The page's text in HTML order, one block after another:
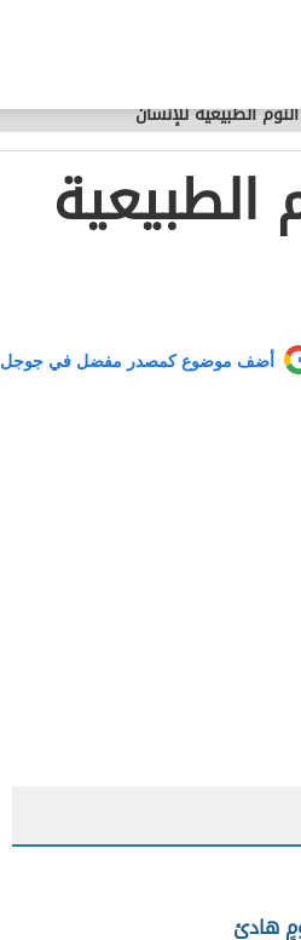
الطبيعية للإنسان
أضف موضوع كمصدر مفضل في جوجل
هادئ